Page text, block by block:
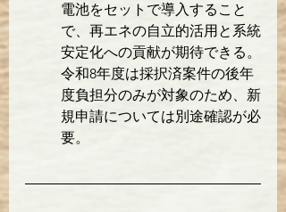
電池をセットで導入すること
で、再エネの自立的活用と系統
安定化への貢献が期待できる。
令和8年度は採択済案件の後年
度負担分のみが対象のため、新
規申請については別途確認が必
要。